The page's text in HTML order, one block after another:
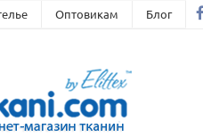
Оптовикам Блог